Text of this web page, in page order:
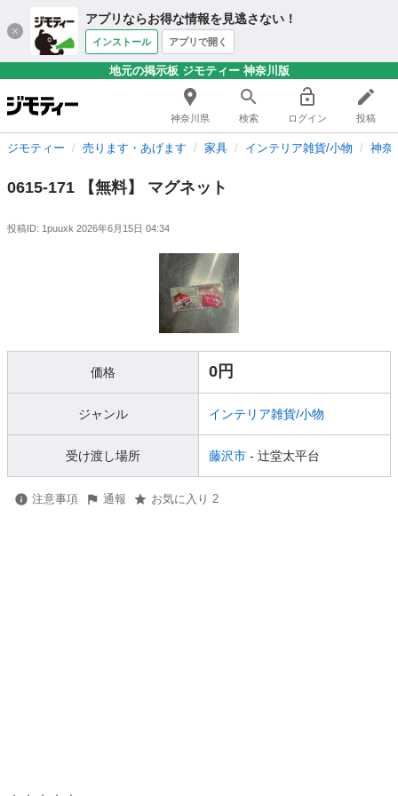
アプリならお得な情報を見逃さない！
インストール アプリで開く
地元の掲示板 ジモティー 神奈川版
神奈川県 検索 ログイン 投稿
ジモティー 売ります・あげます 家具 インテリア雑貨/小物 神奈
0615-171 【無料】 マグネット
投稿ID: 1puuxk 2026年6月15日 04:34
価格 0円
ジャンル インテリア雑貨/小物
受け渡し場所 藤沢市 - 辻堂太平台
注意事項 通報 お気に入り 2